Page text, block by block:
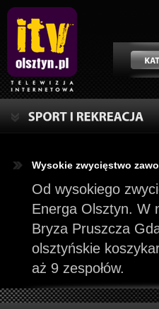
Wysokie zwycięstwo
Od wysokiego
Energa Olsztyn. W
Bryza Pruszcza
olsztyńskie
aż 9 zespołów.